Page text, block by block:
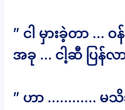
” ငါ မှားခဲ့တာ …
အခု … ငါ့ဆီ ပြန်လ
” ဟာ ………… မသိဘူ